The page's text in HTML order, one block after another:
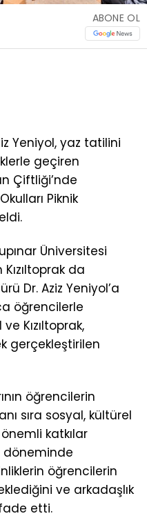
ABONE OL
Yeniyol, yaz tatilini
geçiren
Çiftliği’nde
Piknik
Üniversitesi
da
Dr. Aziz Yeniyol’a
öğrencilerle
Kızıltoprak,
gerçekleştirilen
öğrencilerin
sıra sosyal, kültürel
katkılar
döneminde
öğrencilerin
ve arkadaşlık
etti.